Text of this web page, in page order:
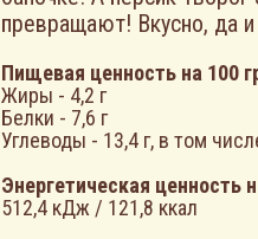
превращают! Вкусно, да и
Пищевая ценность на 100
Жиры - 4,2 г
Белки - 7,6 г
Углеводы - 13,4 г, в том
Энергетическая ценность
512,4 кДж / 121,8 ккал